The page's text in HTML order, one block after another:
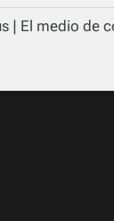
| El medio de